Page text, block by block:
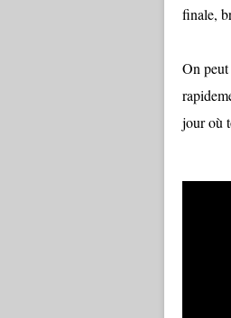
finale,
On
jour où